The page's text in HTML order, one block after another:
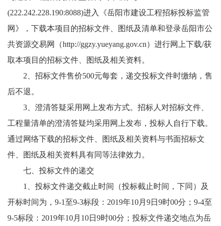
(222.242.228.190:8088)进入《岳阳市建设工程招标投标监管
网》，下载本项目的招标文件、图纸及清单和登录岳阳市公
共资源交易网（http://ggzy.yueyang.gov.cn）进行网上下载/获
取本项目的招标文件、图纸及相关资料。
2、招标文件售价500元每套，递交投标文件时缴纳，售
后不退。
3、澄清答疑采用网上发布方式。招标人对招标文件、
工程量清单的澄清答疑均采用网上发布，投标人自行下载。
通过网络下载的招标文件、图纸及相关资料与书面招标文
件、图纸及相关资料具有同等法律效力。
七、投标文件的递交
1、投标文件递交截止时间（投标截止时间，下同）及
开标时间为，9-1至9-3标段：2019年10月9日9时00分；9-4至
9-5标段：2019年10月10日9时00分；投标文件递交地点为岳